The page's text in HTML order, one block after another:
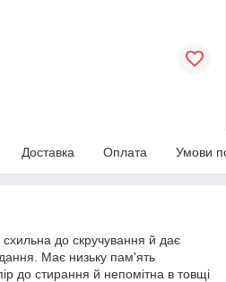
Доставка Оплата Умови
до скручування й дає
Має низьку пам'ять
до стирання й непомітна в товщі